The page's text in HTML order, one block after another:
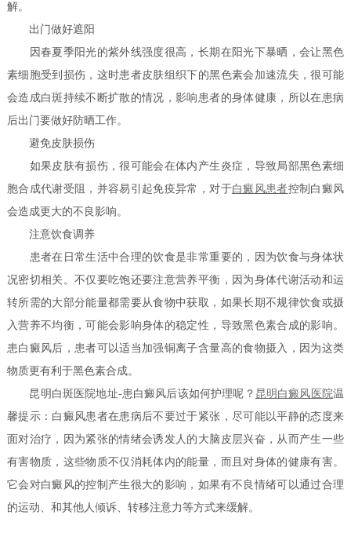
解。
出门做好遮阳
因春夏季阳光的紫外线强度很高，长期在阳光下暴晒，会让黑色
素细胞受到损伤，这时患者皮肤组织下的黑色素会加速流失，很可能
会造成白斑持续不断扩散的情况，影响患者的身体健康，所以在患病
后出门要做好防晒工作。
避免皮肤损伤
如果皮肤有损伤，很可能会在体内产生炎症，导致局部黑色素细
胞合成代谢受阻，并容易引起免疫异常，对于白癜风患者控制白癜风
会造成更大的不良影响。
注意饮食调养
患者在日常生活中合理的饮食是非常重要的，因为饮食与身体状
况密切相关。不仅要吃饱还要注意营养平衡，因为身体代谢活动和运
转所需的大部分能量都需要从食物中获取，如果长期不规律饮食或摄
入营养不均衡，可能会影响身体的稳定性，导致黑色素合成的影响。
患白癜风后，患者可以适当加强铜离子含量高的食物摄入，因为这类
物质更有利于黑色素合成。
昆明白斑医院地址-患白癜风后该如何护理呢？ 昆明白癜风医院温
馨提示：白癜风患者在患病后不要过于紧张，尽可能以平静的态度来
面对治疗，因为紧张的情绪会诱发人的大脑皮层兴奋，从而产生一些
有害物质，这些物质不仅消耗体内的能量，而且对身体的健康有害。
它会对白癜风的控制产生很大的影响，如果有不良情绪可以通过合理
的运动、和其他人倾诉、转移注意力等方式来缓解。